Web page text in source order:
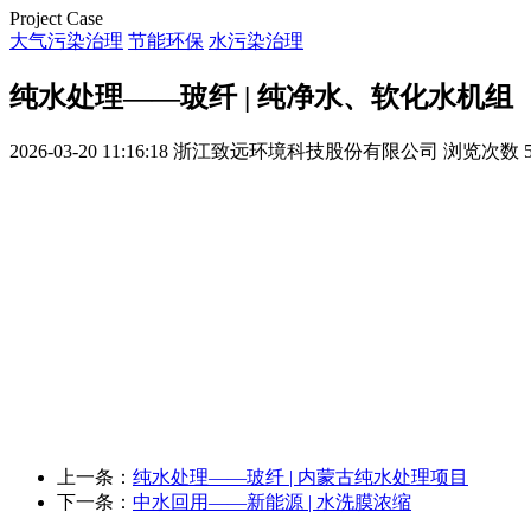
Project Case
大气污染治理 节能环保 水污染治理
纯水处理——玻纤 | 纯净水、软化水机组
2026-03-20 11:16:18 浙江致远环境科技股份有限公司 浏览次数
上一条： 纯水处理——玻纤 | 内蒙古纯水处理项目
下一条： 中水回用——新能源 | 水洗膜浓缩